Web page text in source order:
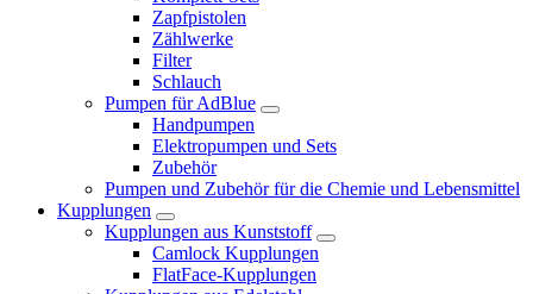
Zapfpistolen
Zählwerke
Filter
Schlauch
Pumpen für AdBlue
Handpumpen
Elektropumpen und Sets
Zubehör
Pumpen und Zubehör für die Chemie und Lebensmittel
Kupplungen
Kupplungen aus Kunststoff
Camlock Kupplungen
FlatFace-Kupplungen